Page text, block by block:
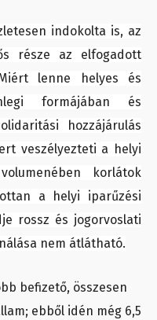
indokolta is, az
része az elfogadott
lenne helyes és
formájában és
hozzájárulás
veszélyezteti a helyi
korlátok
a helyi iparűzési
rossz és jogorvoslati
nem átlátható.
befizető, összesen
ebből idén még 6,5